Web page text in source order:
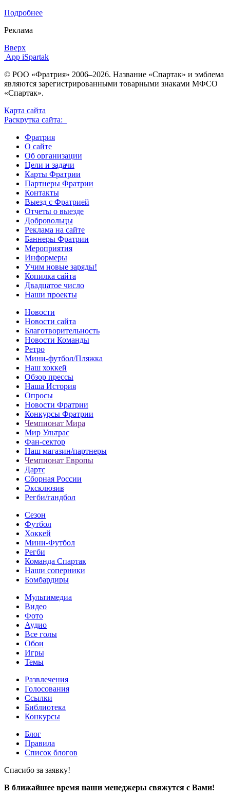
Подробнее
Реклама
Вверх
App iSpartak
© РОО «Фратрия» 2006–2026. Название «Спартак» и эмблема
являются зарегистрированными товарными знаками МФСО
«Спартак».
Карта сайта
Раскрутка сайта:
Фратрия
О сайте
Об организации
Цели и задачи
Карты Фратрии
Партнеры Фратрии
Контакты
Выезд с Фратрией
Отчеты о выезде
Добровольцы
Реклама на сайте
Баннеры Фратрии
Мероприятия
Информеры
Учим новые заряды!
Копилка сайта
Двадцатое число
Наши проекты
Новости
Новости сайта
Благотворительность
Новости Команды
Ретро
Мини-футбол/Пляжка
Наш хоккей
Обзор прессы
Наша История
Опросы
Новости Фратрии
Конкурсы Фратрии
Чемпионат Мира
Мир Ультрас
Фан-cектор
Наш магазин/партнеры
Чемпионат Европы
Дартс
Сборная России
Эксклюзив
Регби/гандбол
Сезон
Футбол
Хоккей
Мини-Футбол
Регби
Команда Спартак
Наши соперники
Бомбардиры
Мультимедиа
Видео
Фото
Аудио
Все голы
Обои
Игры
Темы
Развлечения
Голосования
Ссылки
Библиотека
Конкурсы
Блог
Правила
Список блогов
Спасибо за заявку!
В ближайшее время наши менеджеры свяжутся с Вами!